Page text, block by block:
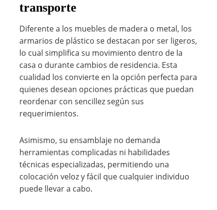
transporte
Diferente a los muebles de madera o metal, los
armarios de plástico se destacan por ser ligeros,
lo cual simplifica su movimiento dentro de la
casa o durante cambios de residencia. Esta
cualidad los convierte en la opción perfecta para
quienes desean opciones prácticas que puedan
reordenar con sencillez según sus
requerimientos.
Asimismo, su ensamblaje no demanda
herramientas complicadas ni habilidades
técnicas especializadas, permitiendo una
colocación veloz y fácil que cualquier individuo
puede llevar a cabo.